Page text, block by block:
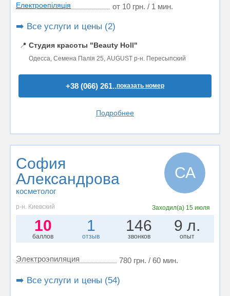
Електроепіляція от 10 грн. / 1 мин.
➡️ Все услуги и цены (2)
📍 Студия красоты "Beauty Holl"
Одесса, Семена Палія 25, AUGUST р-н. Пересыпский
+38 (066) 261..показать номер
Подробнее
София
Александрова
косметолог
СА
р-н. Киевский Заходил(а) 15 июля
10
баллов
1
отзыв
146
звонков
9 л.
опыт
Электроэпиляция 780 грн. / 60 мин.
➡️ Все услуги и цены (54)